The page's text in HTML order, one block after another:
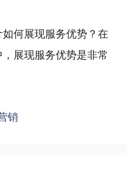
何展现服务优势？在
展现服务优势是非常
销